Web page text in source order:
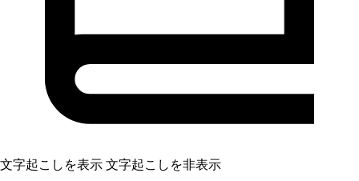
文字起こしを表示 文字起こしを非表示